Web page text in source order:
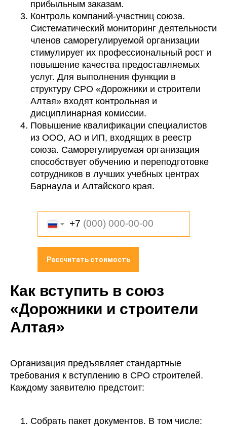
прибыльным заказам.
Контроль компаний-участниц союза.
Систематический мониторинг деятельности
членов саморегулируемой организации
стимулирует их профессиональный рост и
повышение качества предоставляемых
услуг. Для выполнения функции в
структуру СРО «Дорожники и строители
Алтая» входят контрольная и
дисциплинарная комиссии.
Повышение квалификации специалистов
из ООО, АО и ИП, входящих в реестр
союза. Саморегулируемая организация
способствует обучению и переподготовке
сотрудников в лучших учебных центрах
Барнаула и Алтайского края.
+7
Рассчитать стоимость
Как вступить в союз
«Дорожники и строители
Алтая»
Организация предъявляет стандартные
требования к вступлению в СРО строителей.
Каждому заявителю предстоит:
Собрать пакет документов. В том числе: